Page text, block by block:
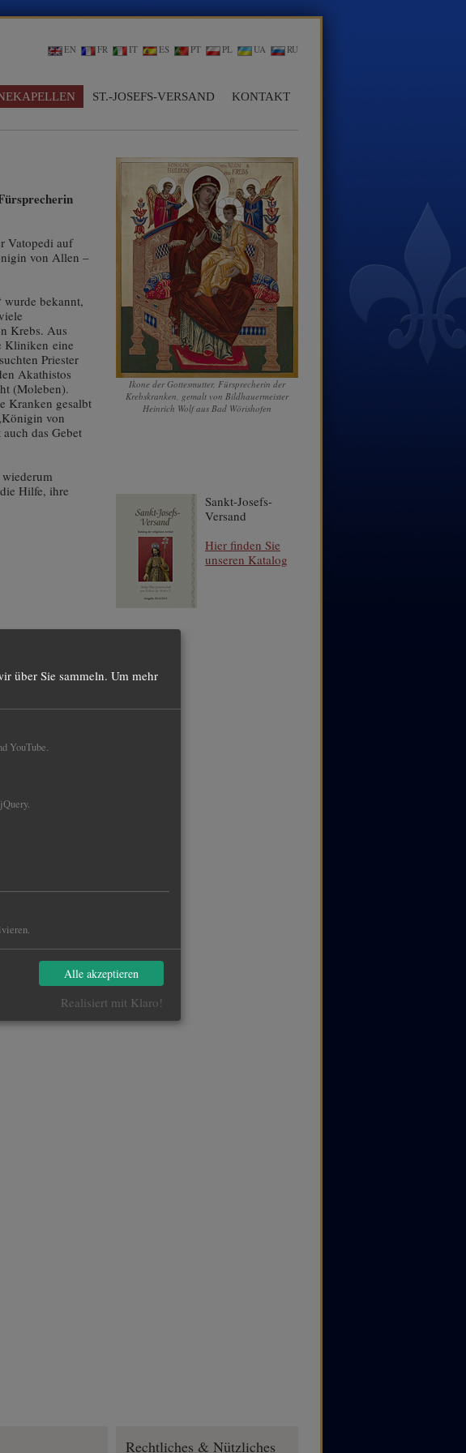
EN FR IT ES PT PL UA RU
ST.-JOSEFS-VERSAND KONTAKT
Ikone der Gottesmutter, Fürsprecherin der
Krebskranken, gemalt von Bildhauermeister
Heinrich Wolf aus Bad Wörishofen
Sankt-Josefs-
Versand
Hier finden Sie
unseren Katalog
Vatopedi auf
von Allen –
bekannt,
Krebs. Aus
Kliniken eine
Priester
Akathistos
(Moleben).
Kranken gesalbt
von
das Gebet
Hilfe, ihre
Rechtliches & Nützliches
über Sie sammeln. Um mehr
YouTube.
Alle akzeptieren
Realisiert mit Klaro!